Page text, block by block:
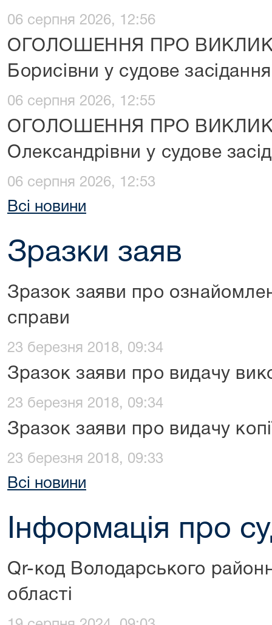
06 серпня 2026, 12:56
ОГОЛОШЕННЯ ПРО ВИКЛИК
Борисівни у судове засідання
06 серпня 2026, 12:55
ОГОЛОШЕННЯ ПРО ВИКЛИК
Олександрівни у судове
06 серпня 2026, 12:53
Всі новини
Зразки заяв
Зразок заяви про
справи
23 березня 2018, 09:34
Зразок заяви про видачу
23 березня 2018, 09:34
Зразок заяви про видачу
23 березня 2018, 09:33
Всі новини
Інформація про
Qr-код Володарського
області